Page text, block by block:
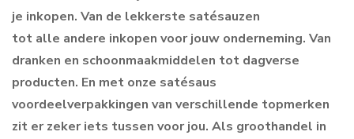
je inkopen. Van de lekkerste satésauzen
tot alle andere inkopen voor jouw onderneming. Van
dranken en schoonmaakmiddelen tot dagverse
producten. En met onze satésaus
voordeelverpakkingen van verschillende topmerken
zit er zeker iets tussen voor jou. Als groothandel in